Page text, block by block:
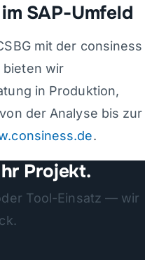
SAP-Umfeld
mit der consiness
bieten wir
in Produktion,
der Analyse bis zur
.
Projekt.
Tool-Einsatz — wir